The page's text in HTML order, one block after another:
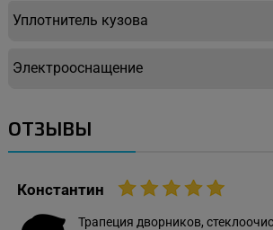
Уплотнитель кузова
Электрооснащение
ОТЗЫВЫ
Константин
Трапеция дворников,